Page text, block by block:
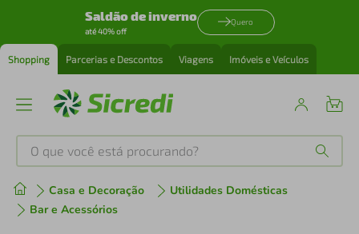
Saldão de inverno
até 40% off
Quero
Shopping Parcerias e Descontos Viagens Imóveis e Veículos
O que você está procurando?
Casa e Decoração
Utilidades Domésticas
Bar e Acessórios
Produtos mais buscados